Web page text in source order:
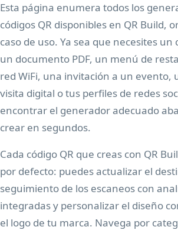
Esta página enumera todos los
códigos QR disponibles en QR Build,
caso de uso. Ya sea que necesites un
un documento PDF, un menú de
red WiFi, una invitación a un evento,
visita digital o tus perfiles de redes
encontrar el generador adecuado
crear en segundos.
Cada código QR que creas con QR
por defecto: puedes actualizar el
seguimiento de los escaneos con
integradas y personalizar el diseño
el logo de tu marca. Navega por